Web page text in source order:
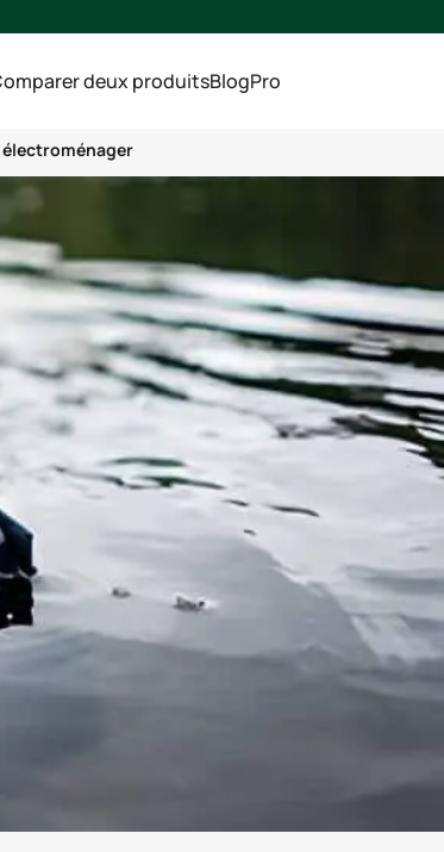
deux produitsBlogPro
électroménager